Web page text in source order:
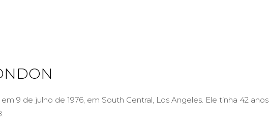
9 de julho de 1976, em South Central, Los Angeles. Ele tinha 42 anos